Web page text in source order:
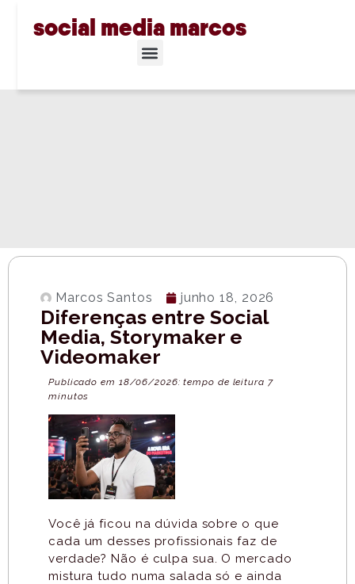
social media marcos
Marcos Santos junho 18, 2026
Diferenças entre Social
Media, Storymaker e
Videomaker
Publicado em 18/06/2026: tempo de leitura 7
minutos
Você já ficou na dúvida sobre o que
cada um desses profissionais faz de
verdade? Não é culpa sua. O mercado
mistura tudo numa salada só e ainda